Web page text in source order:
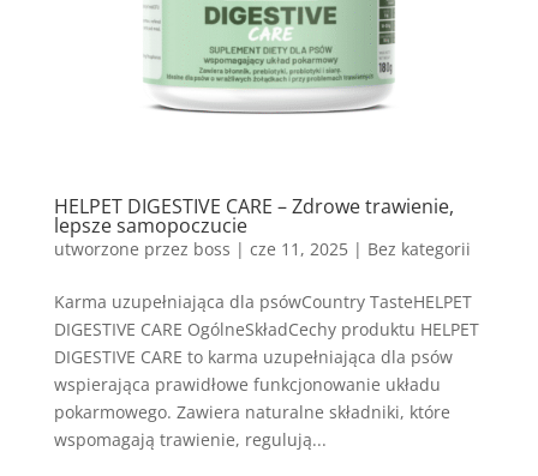
HELPET DIGESTIVE CARE – Zdrowe trawienie,
lepsze samopoczucie
utworzone przez boss | cze 11, 2025| Bez kategorii
Karma uzupełniająca dla psówCountry TasteHELPET
DIGESTIVE CARE OgólneSkładCechy produktu HELPET
DIGESTIVE CARE to karma uzupełniająca dla psów
wspierająca prawidłowe funkcjonowanie układu
pokarmowego. Zawiera naturalne składniki, które
wspomagają trawienie, regulują...